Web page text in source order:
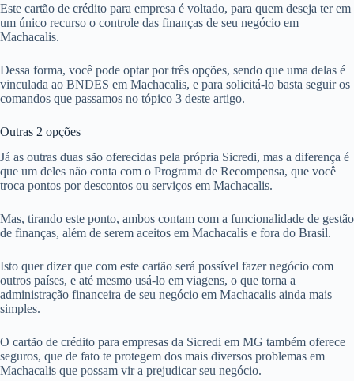
Este cartão de crédito para empresa é voltado, para quem deseja ter em
um único recurso o controle das finanças de seu negócio em
Machacalis.
Dessa forma, você pode optar por três opções, sendo que uma delas é
vinculada ao BNDES em Machacalis, e para solicitá-lo basta seguir os
comandos que passamos no tópico 3 deste artigo.
Outras 2 opções
Já as outras duas são oferecidas pela própria Sicredi, mas a diferença é
que um deles não conta com o Programa de Recompensa, que você
troca pontos por descontos ou serviços em Machacalis.
Mas, tirando este ponto, ambos contam com a funcionalidade de gestão
de finanças, além de serem aceitos em Machacalis e fora do Brasil.
Isto quer dizer que com este cartão será possível fazer negócio com
outros países, e até mesmo usá-lo em viagens, o que torna a
administração financeira de seu negócio em Machacalis ainda mais
simples.
O cartão de crédito para empresas da Sicredi em MG também oferece
seguros, que de fato te protegem dos mais diversos problemas em
Machacalis que possam vir a prejudicar seu negócio.